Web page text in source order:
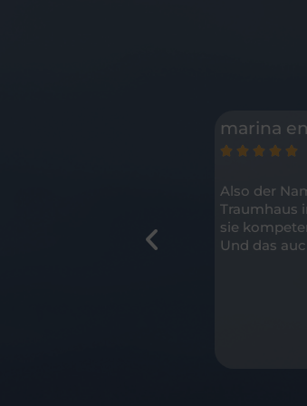
von positiv überrascht
lieben Dank und
marina
    
Also der
Traumhaus
sie
Und das